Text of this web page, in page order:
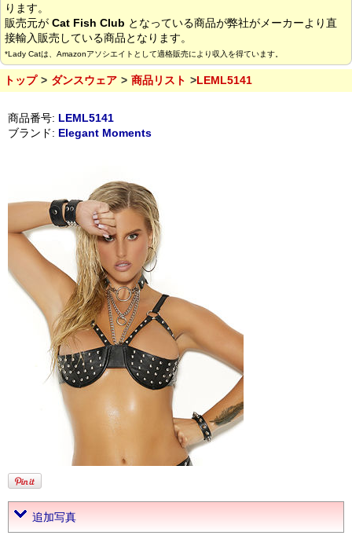
ります。
販売元が Cat Fish Club となっている商品が弊社がメーカーより直
接輸入販売している商品となります。
*Lady Catは、Amazonアソシエイトとして適格販売により収入を得ています。
トップ ダンスウェア 商品リスト LEML5141
商品番号: LEML5141
ブランド: Elegant Moments
追加写真